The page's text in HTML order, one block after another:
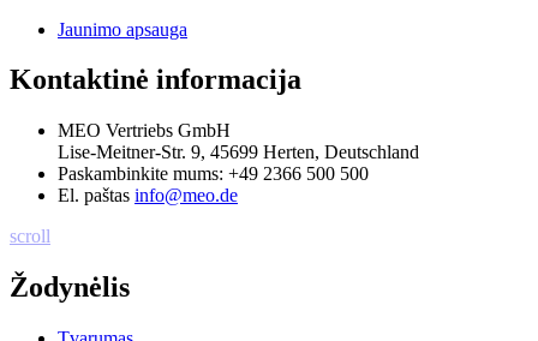
Jaunimo apsauga
Kontaktinė informacija
MEO Vertriebs GmbH
Lise-Meitner-Str. 9, 45699 Herten, Deutschland
Paskambinkite mums: +49 2366 500 500
El. paštas info@meo.de
scroll
Žodynėlis